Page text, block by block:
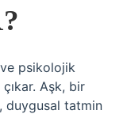
psikolojik
Aşk, bir
duygusal tatmin